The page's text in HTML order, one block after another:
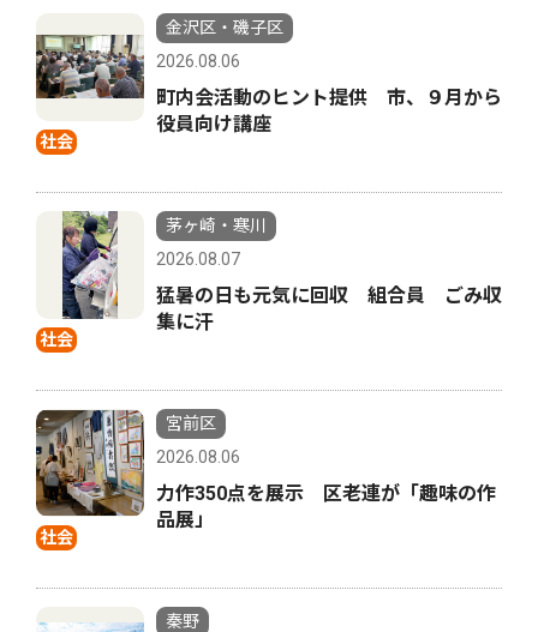
社会
金沢区・磯子区
2026.08.06
町内会活動のヒント提供 市、９月から
役員向け講座
社会
茅ヶ崎・寒川
2026.08.07
猛暑の日も元気に回収 組合員 ごみ収
集に汗
社会
宮前区
2026.08.06
力作350点を展示 区老連が「趣味の作
品展」
秦野